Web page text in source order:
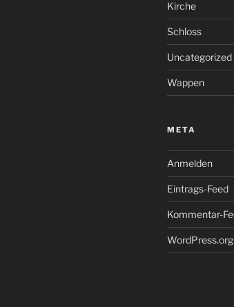
Kirche
Schloss
Uncategorized
Wappen
META
Anmelden
Eintrags-Feed
Kommentar-
WordPress.org